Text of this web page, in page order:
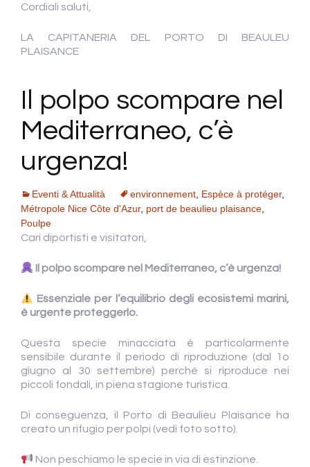
Cordiali saluti,
LA CAPITANERIA DEL PORTO DI BEAULEU
PLAISANCE
Il polpo scompare nel
Mediterraneo, c’è
urgenza!
Eventi & Attualità environnement Espèce à protéger,
Métropole Nice Côte d'Azur, port de beaulieu plaisance
Poulpe
Cari diportisti e visitatori,
Il polpo scompare nel Mediterraneo, c’è urgenza!
Essenziale per l’equilibrio degli ecosistemi marini,
è urgente proteggerlo.
Questa specie minacciata è particolarmente
sensibile durante il periodo di riproduzione (dal 1o
giugno al 30 settembre) perché si riproduce nei
piccoli fondali, in piena stagione turistica.
Di conseguenza, il Porto di Beaulieu Plaisance ha
creato un rifugio per polpi (vedi foto sotto).
Non peschiamo le specie in via di estinzione.